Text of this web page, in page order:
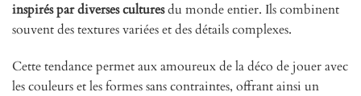
inspirés par diverses culturesdu monde entier. Ils combinent
souvent des textures variées et des détails complexes.
Cette tendance permet aux amoureux de la déco de jouer avec
les couleurs et les formes sans contraintes, offrant ainsi un